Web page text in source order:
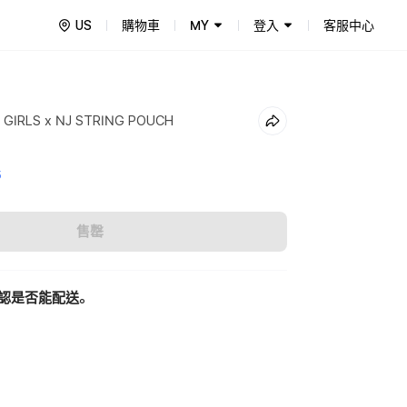
US 購物車 MY 登入 客服中心
GIRLS x NJ STRING POUCH
售罄
是否能配送。